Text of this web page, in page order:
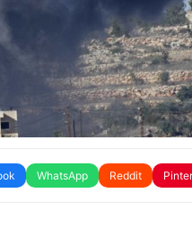
WhatsApp Reddit